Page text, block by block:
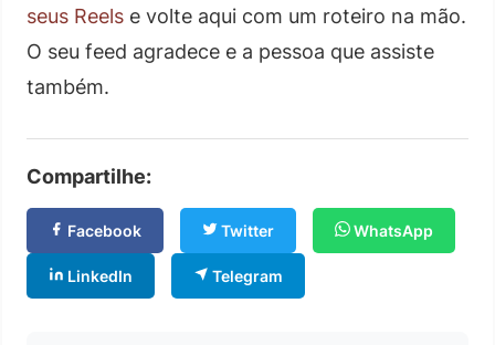
seus Reels e volte aqui com um roteiro na mão.
O seu feed agradece e a pessoa que assiste
também.
Compartilhe:
Facebook Twitter WhatsApp
LinkedIn Telegram